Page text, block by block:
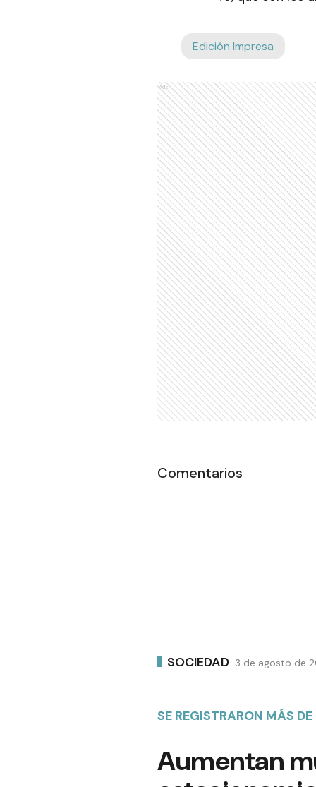
Edición Impresa
Ads
Comentarios
SOCIEDAD 3 de agosto de
SE REGISTRARON MÁS
Aumentan